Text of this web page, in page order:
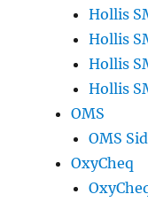
Hollis
Hollis
Hollis
Hollis
OMS
OMS
OxyCheq